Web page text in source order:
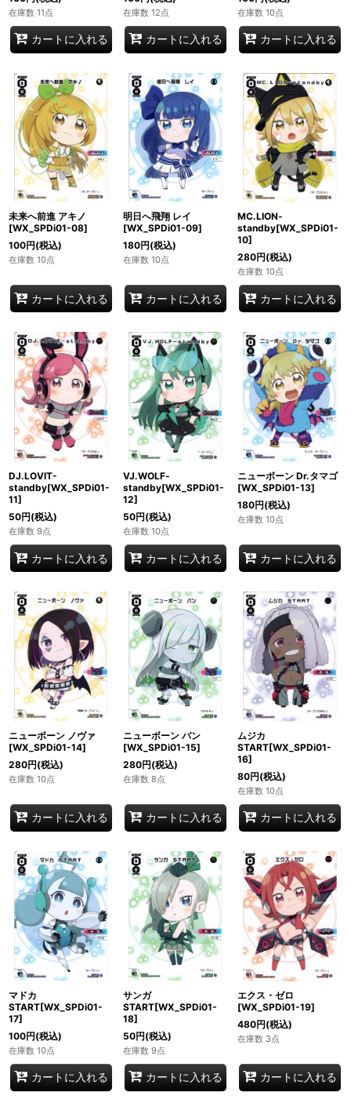
在庫数 11点
カートに入れる
在庫数 12点
カートに入れる
在庫数 10点
カートに入れる
未来へ前進 アキノ
[WX_SPDi01-08]
100円(税込)
在庫数 10点
カートに入れる
明日へ飛翔 レイ
[WX_SPDi01-09]
180円(税込)
在庫数 10点
カートに入れる
MC.LION-
standby[WX_SPDi01-
10]
280円(税込)
在庫数 10点
カートに入れる
DJ.LOVIT-
standby[WX_SPDi01-
11]
50円(税込)
在庫数 9点
カートに入れる
VJ.WOLF-
standby[WX_SPDi01-
12]
50円(税込)
在庫数 10点
カートに入れる
ニューボーン Dr.タマゴ
[WX_SPDi01-13]
180円(税込)
在庫数 10点
カートに入れる
ニューボーン ノヴァ
[WX_SPDi01-14]
280円(税込)
在庫数 10点
カートに入れる
ニューボーン バン
[WX_SPDi01-15]
280円(税込)
在庫数 8点
カートに入れる
ムジカ
START[WX_SPDi01-
16]
80円(税込)
在庫数 10点
カートに入れる
マドカ
START[WX_SPDi01-
17]
100円(税込)
在庫数 10点
カートに入れる
サンガ
START[WX_SPDi01-
18]
50円(税込)
在庫数 9点
カートに入れる
エクス・ゼロ
[WX_SPDi01-19]
480円(税込)
在庫数 3点
カートに入れる